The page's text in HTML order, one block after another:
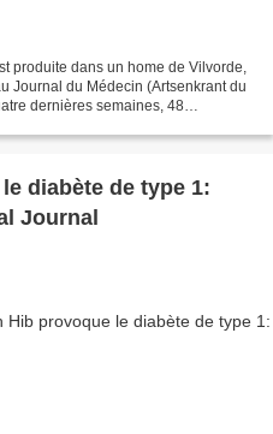
produite dans un home de Vilvorde,
Journal du Médecin (Artsenkrant du
dernières semaines, 48
diabète de type 1:
Journal